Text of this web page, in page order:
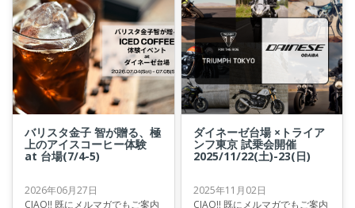
バリスタ金子 智が贈る、極
上のアイスコーヒー体験
at 台場(7/4-5)
2026年06月27日
CIAO!! 既にメルマガでもご案内
ダイネーゼ台場 ×トライア
ンフ東京 試乗会開催
2025/11/22(土)-23(日)
2025年11月02日
CIAO!! 既にメルマガでもご案内